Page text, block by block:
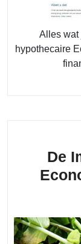
Alles wat
hypothecaire
De